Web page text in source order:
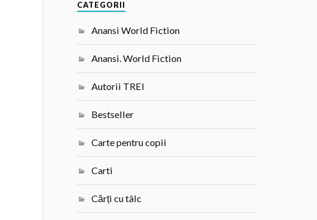
CATEGORII
Anansi World Fiction
Anansi. World Fiction
Autorii TREI
Bestseller
Carte pentru copii
Carti
Cărți cu tâlc